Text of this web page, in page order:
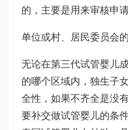
的，主要是用来审核申
单位或村、居民委员会
无论在第三代试管婴儿
的哪个区域内，独生子
全性，如果不齐全是没
要补交做试管婴儿的条